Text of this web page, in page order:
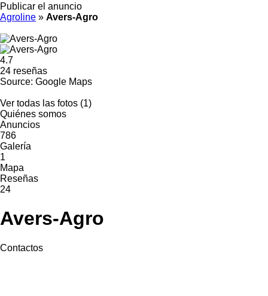
Publicar el anuncio
Agroline » Avers-Agro
4.7
24 reseñas
Source: Google Maps
Ver todas las fotos (1)
Quiénes somos
Anuncios
786
Galería
1
Mapa
Reseñas
24
Avers-Agro
Contactos